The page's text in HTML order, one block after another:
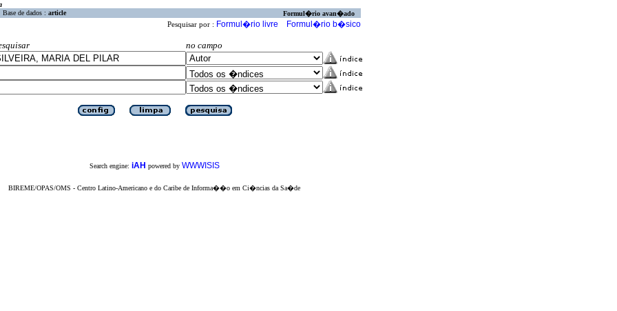
Base de dados : article Formul�rio avan�ado
Pesquisar por : Formul�rio livre Formul�rio b�sico
no campo
Search engine: iAH powered by WWWISIS
BIREME/OPAS/OMS - Centro Latino-Americano e do Caribe de Informa��o em Ci�ncias da Sa�de